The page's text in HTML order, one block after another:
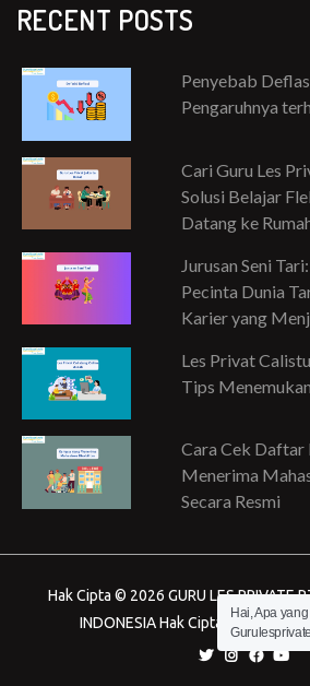
RECENT POSTS
Penyebab
Pengaruhnya
Cari Guru Les
Solusi Belajar
Datang ke
Jurusan Seni
Pecinta Dunia
Karier yang
Les Privat
Tips
Cara Cek Daftar
Menerima
Secara Resmi
Hak Cipta © 2026 GURU LES PRIVATE
INDONESIA Hak Cipta dilindungi
Hai, Apa